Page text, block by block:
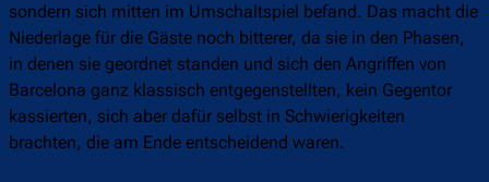
sondern sich mitten im Umschaltspiel befand. Das macht die
Niederlage für die Gäste noch bitterer, da sie in den Phasen,
in denen sie geordnet standen und sich den Angriffen von
Barcelona ganz klassisch entgegenstellten, kein Gegentor
kassierten, sich aber dafür selbst in Schwierigkeiten
brachten, die am Ende entscheidend waren.